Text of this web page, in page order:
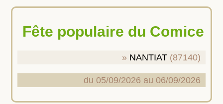
Fête populaire du Comice
NANTIAT (87140)
du 05/09/2026 au 06/09/2026